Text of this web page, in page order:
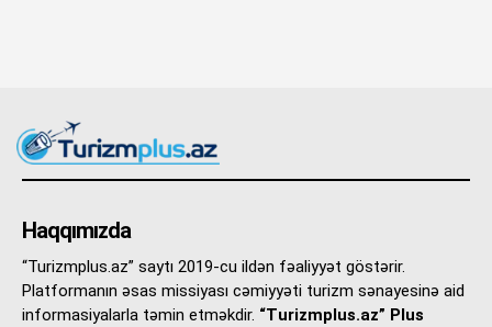
Haqqımızda
“Turizmplus.az” saytı 2019-cu ildən fəaliyyət göstərir.
Platformanın əsas missiyası cəmiyyəti turizm sənayesinə aid
informasiyalarla təmin etməkdir. “Turizmplus.az” Plus